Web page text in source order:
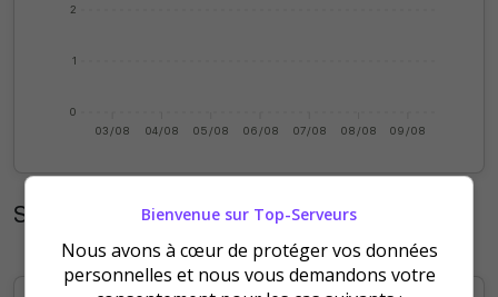
0
1
2
03/08 04/08 05/08 06/08 07/08 08/08 09/08
Statistiques mensuelles
Bienvenue sur Top-Serveurs
Nous avons à cœur de protéger vos données
personnelles et nous vous demandons votre